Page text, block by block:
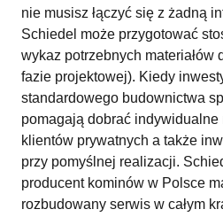
nie musisz łączyć się z żadną
Schiedel może przygotować
wykaz potrzebnych materiałów
fazie projektowej). Kiedy
standardowego budownictwa
pomagają dobrać
klientów prywatnych a także
przy pomyślnej realizacji.
producent kominów w Polsce
rozbudowany serwis w całym